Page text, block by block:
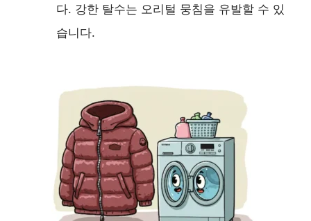
다. 강한 탈수는 오리털 뭉침을 유발할 수 있
습니다.